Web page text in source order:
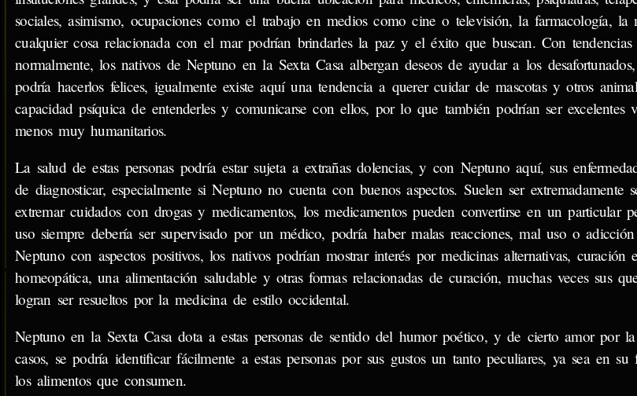
sociales, asimismo, ocupaciones como el trabajo en medios como cine o televisión, la farmacología,
cualquier cosa relacionada con el mar podrían brindarles la paz y el éxito que buscan. Con tendencias
normalmente, los nativos de Neptuno en la Sexta Casa albergan deseos de ayudar a los
podría hacerlos felices, igualmente existe aquí una tendencia a querer cuidar de mascotas y otros
capacidad psíquica de entenderles y comunicarse con ellos, por lo que también podrían ser excelentes
menos muy humanitarios.
La salud de estas personas podría estar sujeta a extrañas dolencias, y con Neptuno aquí, sus
de diagnosticar, especialmente si Neptuno no cuenta con buenos aspectos. Suelen ser extremadamente
extremar cuidados con drogas y medicamentos, los medicamentos pueden convertirse en un particular
uso siempre debería ser supervisado por un médico, podría haber malas reacciones, mal uso o
Neptuno con aspectos positivos, los nativos podrían mostrar interés por medicinas alternativas, curación
homeopática, una alimentación saludable y otras formas relacionadas de curación, muchas veces sus
logran ser resueltos por la medicina de estilo occidental.
Neptuno en la Sexta Casa dota a estas personas de sentido del humor poético, y de cierto amor por
casos, se podría identificar fácilmente a estas personas por sus gustos un tanto peculiares, ya sea en
los alimentos que consumen.